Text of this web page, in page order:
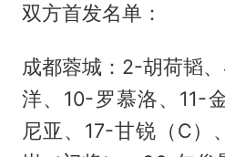
双方首发名单：
成都蓉城：2-胡荷韬
洋、10-罗慕洛、11-
尼亚、17-甘锐（C